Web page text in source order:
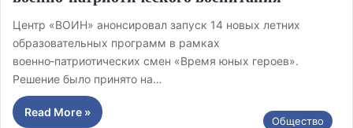
Центр «ВОИН» анонсировал запуск 14 новых летних
образовательных программ в рамках
военно‑патриотических смен «Время юных героев».
Решение было принято на…
Read More »
Общество